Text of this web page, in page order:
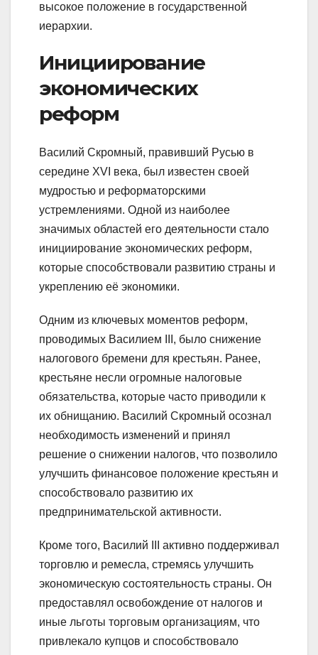
высокое положение в государственной
иерархии.
Инициирование
экономических
реформ
Василий Скромный, правивший Русью в
середине XVI века, был известен своей
мудростью и реформаторскими
устремлениями. Одной из наиболее
значимых областей его деятельности стало
инициирование экономических реформ,
которые способствовали развитию страны и
укреплению её экономики.
Одним из ключевых моментов реформ,
проводимых Василием III, было снижение
налогового бремени для крестьян. Ранее,
крестьяне несли огромные налоговые
обязательства, которые часто приводили к
их обнищанию. Василий Скромный осознал
необходимость изменений и принял
решение о снижении налогов, что позволило
улучшить финансовое положение крестьян и
способствовало развитию их
предпринимательской активности.
Кроме того, Василий III активно поддерживал
торговлю и ремесла, стремясь улучшить
экономическую состоятельность страны. Он
предоставлял освобождение от налогов и
иные льготы торговым организациям, что
привлекало купцов и способствовало